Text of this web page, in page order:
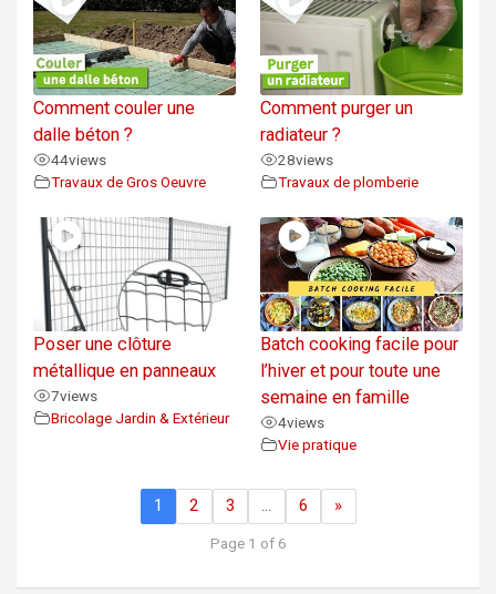
Comment couler une
dalle béton ?
44views
Travaux de Gros Oeuvre
Comment purger un
radiateur ?
28views
Travaux de plomberie
Poser une clôture
métallique en panneaux
7views
Bricolage Jardin & Extérieur
Batch cooking facile pour
l’hiver et pour toute une
semaine en famille
4views
Vie pratique
1 2 3 … 6 »
Page 1 of 6